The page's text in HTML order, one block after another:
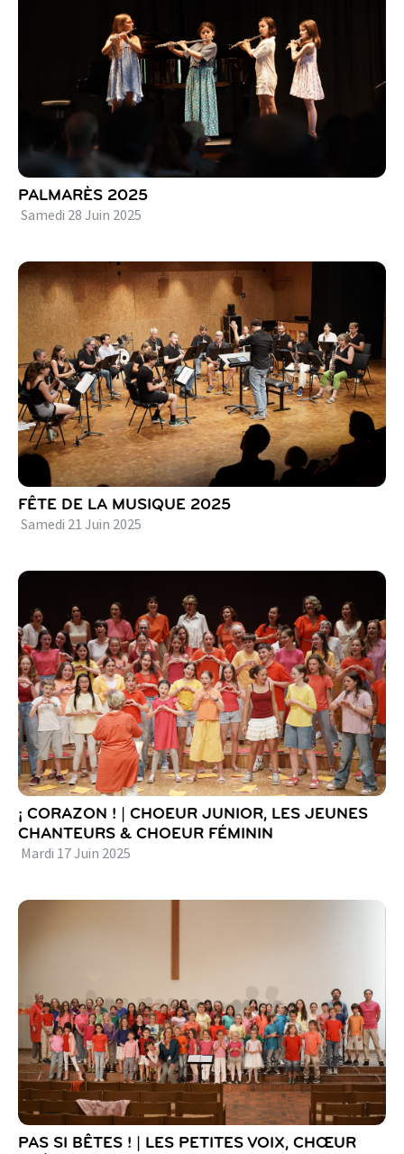
PALMARÈS 2025
Samedi 28 Juin 2025
FÊTE DE LA MUSIQUE 2025
Samedi 21 Juin 2025
¡ CORAZON ! | CHOEUR JUNIOR, LES JEUNES
CHANTEURS & CHOEUR FÉMININ
Mardi 17Juin 2025
PAS SI BÊTES ! | LES PETITES VOIX, CHŒUR